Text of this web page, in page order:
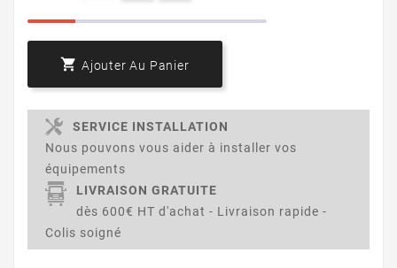
 Ajouter Au Panier
SERVICE INSTALLATION
Nous pouvons vous aider à installer vos
équipements
LIVRAISON GRATUITE
dès 600€ HT d'achat - Livraison rapide -
Colis soigné